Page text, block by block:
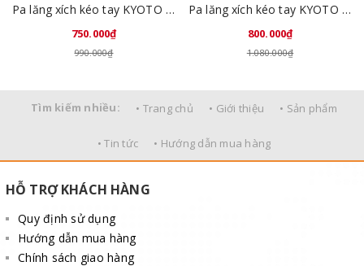
Pa lăng xích kéo tay KYOTO 0.5 tấn x 2,5 mét
750.000₫
990.000₫
Pa lăng xích kéo tay KYOTO 1 tấn x 2.5 mét
800.000₫
1.080.000₫
Tìm kiếm nhiều: • Trang chủ • Giới thiệu • Sản phẩm
• Tin tức • Hướng dẫn mua hàng
HỖ TRỢ KHÁCH HÀNG
Quy định sử dụng
Hướng dẫn mua hàng
Chính sách giao hàng